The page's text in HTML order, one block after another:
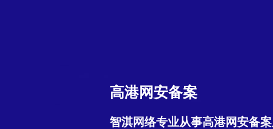
高港网安备案
智淇网络专业从事高港网安备